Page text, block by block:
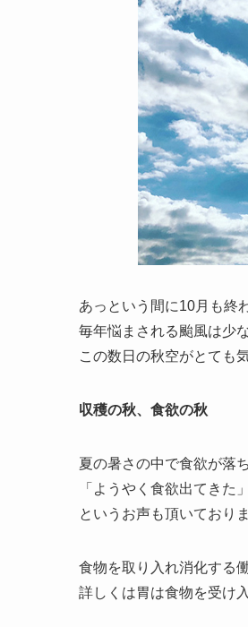
あっという間に10月も終
毎年悩まされる颱風は少
この数日の秋空がとても
収穫の秋、食欲の秋
夏の暑さの中で食欲が落
「ようやく食欲出てき
というお声も頂いておりま
食物を取り入れ消化する
詳しくは胃は食物を受け